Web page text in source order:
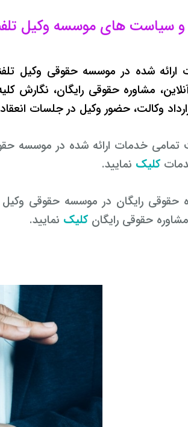
و سیاست های موسسه وکیل
شده در موسسه حقوقی وکیل
مشاوره حقوقی رایگان، نگارش
وکالت، حضور وکیل در جلسات
تمامی خدمات ارائه شده در موسسه
کلیک نمایید.
حقوقی رایگان در موسسه حقوقی
حقوقی رایگانکلیک نمایید.